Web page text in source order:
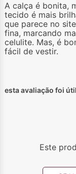
A calça é bonita,
tecido é mais
que parece no
fina, marcando
celulite. Mas, é
fácil de vestir.
esta avaliação foi
Este